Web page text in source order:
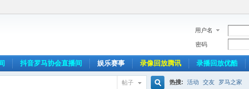
用户名
密码
抖音罗马协会直播间 娱乐赛事 录像回放腾讯 录播回放优酷
帖子 热搜: 活动 交友 罗马之家